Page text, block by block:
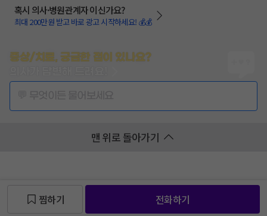
혹시 의사·병원관계자 이신가요?
최대 200만원 받고 바로 광고 시작하세요! 💰💰
증상/치료, 궁금한 점이 있나요?
맨 위로 돌아가기
찜하기 전화하기